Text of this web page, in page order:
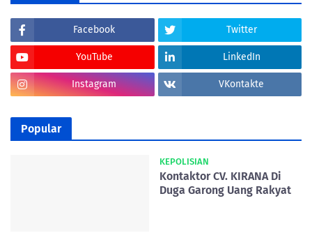
Facebook Twitter
YouTube LinkedIn
Instagram VKontakte
Popular
KEPOLISIAN
Kontaktor CV. KIRANA Di
Duga Garong Uang Rakyat